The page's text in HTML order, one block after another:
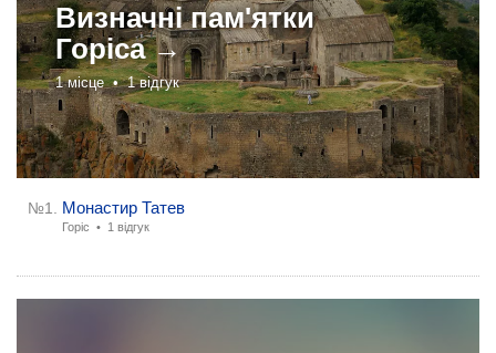
Визначні пам'ятки
Горіса →
1 місце •1 відгук
№1. Монастир Татев
Горіс • 1 відгук